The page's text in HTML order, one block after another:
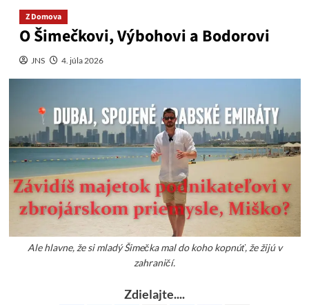
Z Domova
O Šimečkovi, Výbohovi a Bodorovi
JNS 4. júla 2026
Ale hlavne, že si mladý Šimečka mal do koho kopnúť, že žijú v
zahraničí.
Zdielajte....